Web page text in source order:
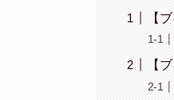
【
【